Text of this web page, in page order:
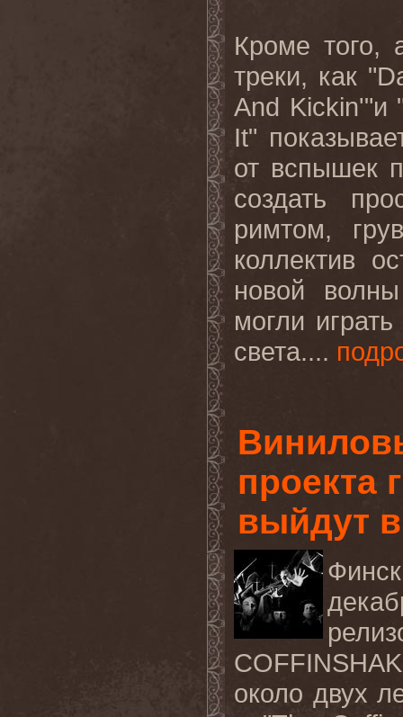
Кроме того,
треки, как "
And Kickin'"и
It"
от вспышек
создать
римтом,
коллектив
новой
могли
света....
проекта
выйдут
около двух